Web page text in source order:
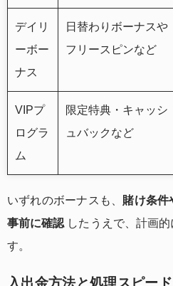
デイリ
ーボー
ナス
日替わりボーナスや
フリースピンなど
VIPプ
ログラ
ム
限定特典・キャッシ
ュバックなど
いずれのボーナスも、 賭け条件
事前に確認 したうえで、計画
す。